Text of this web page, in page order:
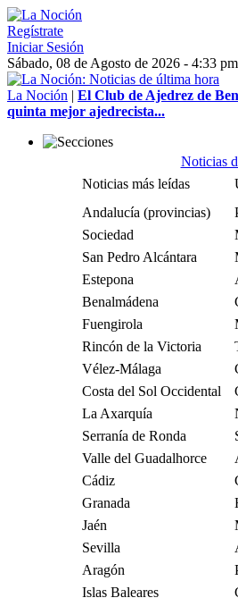
Regístrate
Iniciar Sesión
Sábado, 08 de Agosto de 2026 - 4:33 pm
La Noción | El Club de Ajedrez de
quinta mejor ajedrecista...
Noticias
Noticias más leídas
Andalucía (provincias)
Sociedad
San Pedro Alcántara
Estepona
Benalmádena
Fuengirola
Rincón de la Victoria
Vélez-Málaga
Costa del Sol Occidental
La Axarquía
Serranía de Ronda
Valle del Guadalhorce
Cádiz
Granada
Jaén
Sevilla
Aragón
Islas Baleares